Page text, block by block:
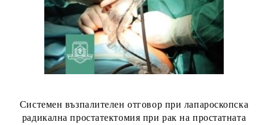
Системен възпалителен отговор при лапароскопска
радикална простатектомия при рак на простатната